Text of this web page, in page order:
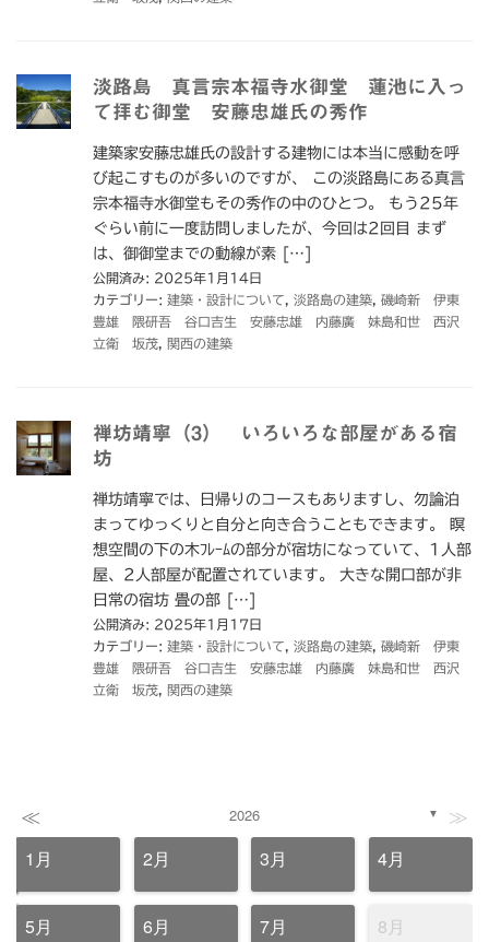
淡路島 真言宗本福寺水御堂 蓮池に入っ
て拝む御堂 安藤忠雄氏の秀作
建築家安藤忠雄氏の設計する建物には本当に感動を呼
び起こすものが多いのですが、 この淡路島にある真言
宗本福寺水御堂もその秀作の中のひとつ。 もう25年
ぐらい前に一度訪問しましたが、今回は2回目 まず
は、御御堂までの動線が素 […]
公開済み: 2025年1月14日
カテゴリー: 建築・設計について 淡路島の建築
磯崎新 伊東
豊雄 隈研吾 谷口吉生 安藤忠雄 内藤廣 妹島和世 西沢
立衛 坂茂
関西の建築
禅坊靖寧（3） いろいろな部屋がある宿
坊
禅坊靖寧では、日帰りのコースもありますし、勿論泊
まってゆっくりと自分と向き合うこともできます。 瞑
想空間の下の木ﾌﾚｰﾑの部分が宿坊になっていて、1人部
屋、2人部屋が配置されています。 大きな開口部が非
日常の宿坊 畳の部 […]
公開済み: 2025年1月17日
カテゴリー: 建築・設計について 淡路島の建築
磯崎新 伊東
豊雄 隈研吾 谷口吉生 安藤忠雄 内藤廣 妹島和世 西沢
立衛 坂茂
関西の建築
≪ 2026 ▼ ≫
1月 2月 3月 4月
5月 6月 7月 8月